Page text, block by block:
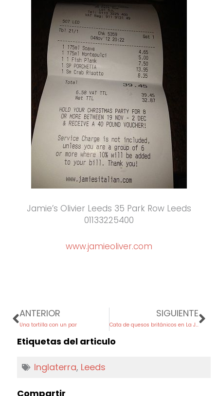
Jamie’s Olivier Leeds 35 Park Row Leeds
01133225400
www.jamieoliver.com
Prev
ANTERIOR
Una tortilla con un par
SIGUIENTE
Cata de quesos británicos en La Jarradilla 2012
Etiquetas del articulo
Inglaterra, Leeds
Compartir